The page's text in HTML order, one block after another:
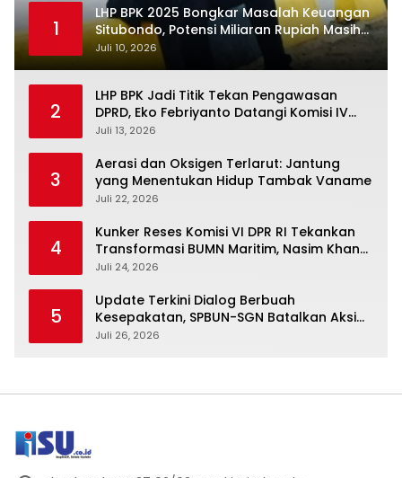
1
LHP BPK 2025 Bongkar Masalah Keuangan
Situbondo, Potensi Miliaran Rupiah Masih
Belum Terkelola
Juli 10, 2026
2
LHP BPK Jadi Titik Tekan Pengawasan
DPRD, Eko Febriyanto Datangi Komisi IV
dan Ajak Dewan Kembali Berpijak pada
Juli 13, 2026
3
Aerasi dan Oksigen Terlarut: Jantung
yang Menentukan Hidup Tambak Vaname
Juli 22, 2026
4
Kunker Reses Komisi VI DPR RI Tekankan
Transformasi BUMN Maritim, Nasim Khan
Kawal Penguatan Sektor Laut
Juli 24, 2026
5
Update Terkini Dialog Berbuah
Kesepakatan, SPBUN-SGN Batalkan Aksi
Nasional Setelah Holding Penuhi Sejumlah
Juli 26, 2026